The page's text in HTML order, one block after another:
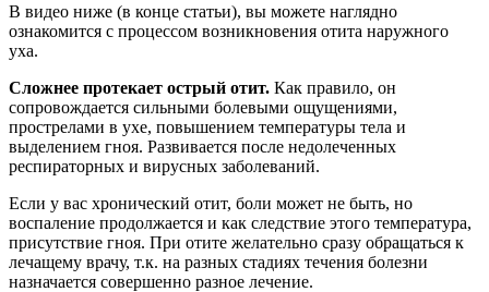
В видео ниже (в конце статьи), вы можете наглядно
ознакомится с процессом возникновения отита наружного
уха.
Сложнее протекает острый отит. Как правило, он
сопровождается сильными болевыми ощущениями,
прострелами в ухе, повышением температуры тела и
выделением гноя. Развивается после недолеченных
респираторных и вирусных заболеваний.
Если у вас хронический отит, боли может не быть, но
воспаление продолжается и как следствие этого температура,
присутствие гноя. При отите желательно сразу обращаться к
лечащему врачу, т.к. на разных стадиях течения болезни
назначается совершенно разное лечение.